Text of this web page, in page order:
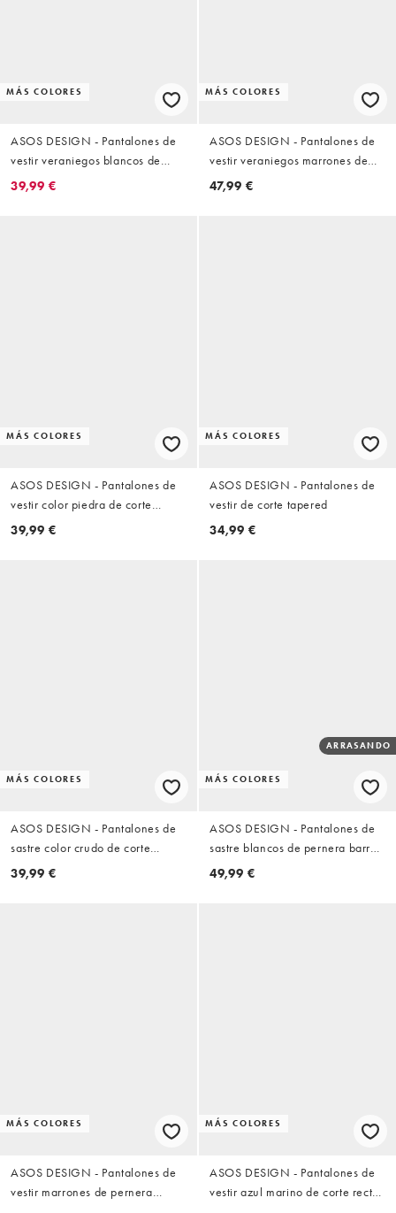
MÁS COLORES
ASOS DESIGN - Pantalones de
vestir veraniegos blancos de
pernera ancha de algodón
39,99 €
MÁS COLORES
ASOS DESIGN - Pantalones de
vestir veraniegos marrones de
pernera ancha de algodón
47,99 €
MÁS COLORES
ASOS DESIGN - Pantalones de
vestir color piedra de corte
tapered con cinturilla elástica
39,99 €
MÁS COLORES
ASOS DESIGN - Pantalones de
vestir de corte tapered
34,99 €
MÁS COLORES
ASOS DESIGN - Pantalones de
sastre color crudo de corte
tapered extragrande con pinzas
39,99 €
MÁS COLORES
ARRASANDO
ASOS DESIGN - Pantalones de
sastre blancos de pernera barrel
ancha de tejido texturizado
49,99 €
MÁS COLORES
ASOS DESIGN - Pantalones de
vestir marrones de pernera
MÁS COLORES
ASOS DESIGN - Pantalones de
vestir azul marino de corte recto